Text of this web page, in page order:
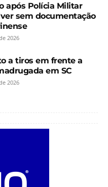
após Polícia Militar
sem documentação
2026
a tiros em frente a
em SC
2026